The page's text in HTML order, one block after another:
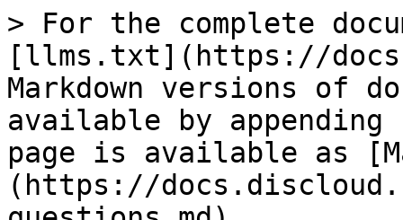
> For the complete
[llms.txt](https://
Markdown versions of
available by
page is available as
(https://